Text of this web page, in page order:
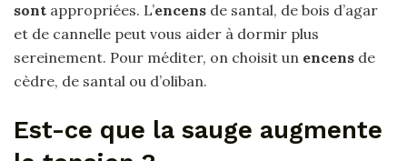
sont appropriées. L’encens de santal, de bois d’agar
et de cannelle peut vous aider à dormir plus
sereinement. Pour méditer, on choisit un encens de
cèdre, de santal ou d’oliban.
Est-ce que la sauge augmente